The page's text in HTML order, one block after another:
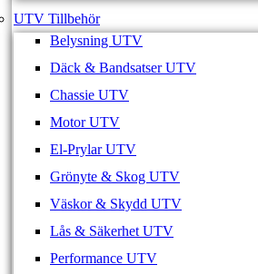
UTV Tillbehör
Belysning UTV
Däck & Bandsatser UTV
Chassie UTV
Motor UTV
El-Prylar UTV
Grönyte & Skog UTV
Väskor & Skydd UTV
Lås & Säkerhet UTV
Performance UTV